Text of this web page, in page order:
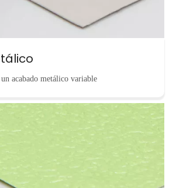
acabado metálico variable